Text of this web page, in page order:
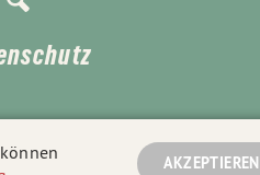
AKZEPTIEREN